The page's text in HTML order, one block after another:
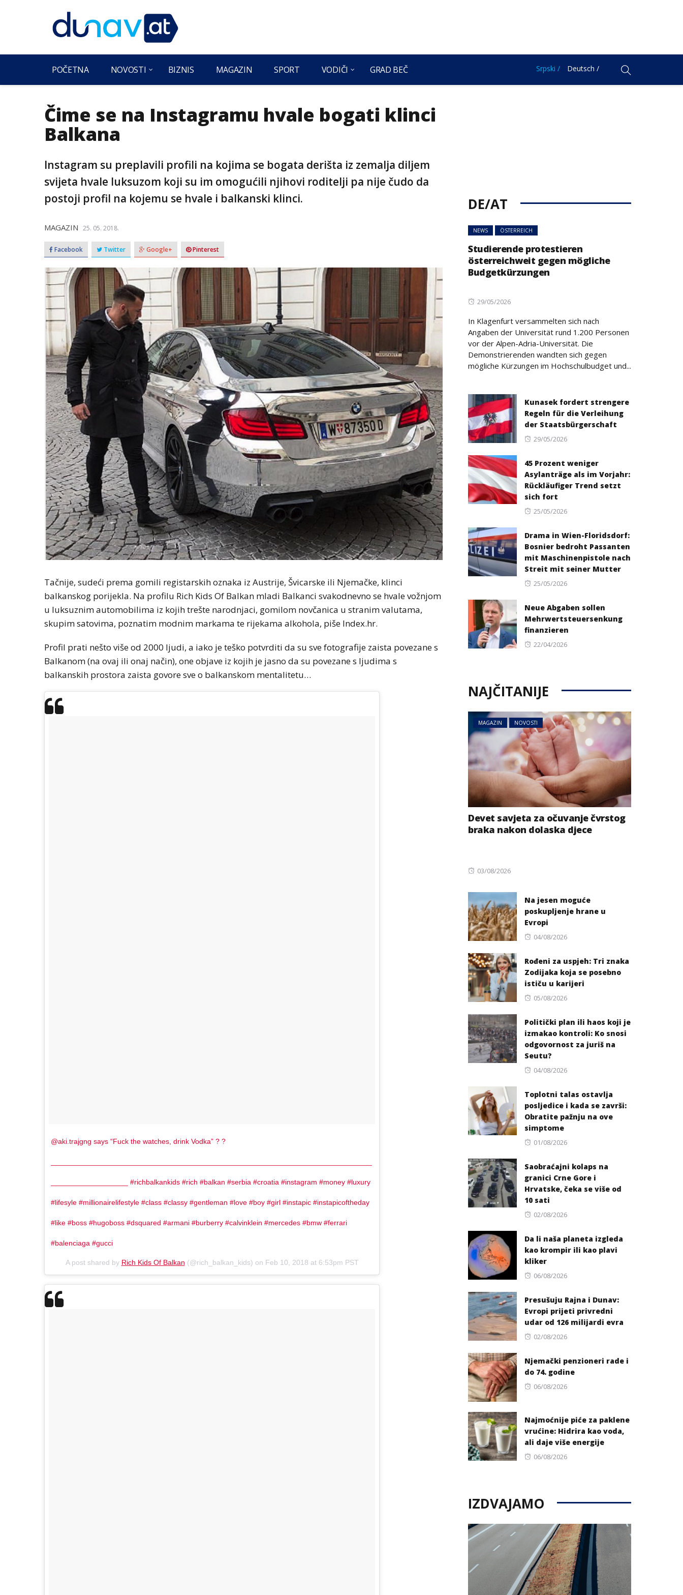
POČETNA NOVOSTI BIZNIS MAGAZIN SPORT VODIČI GRAD BEČ Srpski / Deutsch /
Čime se na Instagramu hvale bogati klinci
Balkana
Instagram su preplavili profili na kojima se bogata derišta iz zemalja diljem
svijeta hvale luksuzom koji su im omogućili njihovi roditelji pa nije čudo da
postoji profil na kojemu se hvale i balkanski klinci.
MAGAZIN 25. 05. 2018.
Facebook Twitter Google+ Pinterest
Tačnije, sudeći prema gomili registarskih oznaka iz Austrije, Švicarske ili Njemačke, klinci
balkanskog porijekla. Na profilu Rich Kids Of Balkan mladi Balkanci svakodnevno se hvale vožnjom
u luksuznim automobilima iz kojih trešte narodnjaci, gomilom novčanica u stranim valutama,
skupim satovima, poznatim modnim markama te rijekama alkohola, piše Index.hr.
Profil prati nešto više od 2000 ljudi, a iako je teško potvrditi da su sve fotografije zaista povezane s
Balkanom (na ovaj ili onaj način), one objave iz kojih je jasno da su povezane s ljudima s
balkanskih prostora zaista govore sve o balkanskom mentalitetu…
@aki.trajgng says “Fuck the watches, drink Vodka” ? ?
___________________ #richbalkankids #rich #balkan #serbia #croatia #instagram #money #luxury
#lifesyle #millionairelifestyle #class #classy #gentleman #love #boy #girl #instapic #instapicoftheday
#like #boss #hugoboss #dsquared #armani #burberry #calvinklein #mercedes #bmw #ferrari
#balenciaga #gucci
A post shared by Rich Kids Of Balkan (@rich_balkan_kids) on Feb 10, 2018 at 6:53pm PST
DE/AT
NEWS ÖSTERREICH
Studierende protestieren
österreichweit gegen mögliche
Budgetkürzungen
Posted
29/05/2026
In Klagenfurt versammelten sich nach
Angaben der Universität rund 1.200 Personen
vor der Alpen-Adria-Universität. Die
Demonstrierenden wandten sich gegen
mögliche Kürzungen im Hochschulbudget und...
Kunasek fordert strengere
Regeln für die Verleihung
der Staatsbürgerschaft
Posted
29/05/2026
45 Prozent weniger
Asylanträge als im Vorjahr:
Rückläufiger Trend setzt
sich fort
Posted
25/05/2026
Drama in Wien-Floridsdorf:
Bosnier bedroht Passanten
mit Maschinenpistole nach
Streit mit seiner Mutter
Posted
25/05/2026
Neue Abgaben sollen
Mehrwertsteuersenkung
finanzieren
Posted
22/04/2026
NAJČITANIJE
MAGAZIN NOVOSTI
Devet savjeta za očuvanje čvrstog
braka nakon dolaska djece
Posted
03/08/2026
Na jesen moguće
poskupljenje hrane u
Evropi
Posted
04/08/2026
Rođeni za uspjeh: Tri znaka
Zodijaka koja se posebno
ističu u karijeri
Posted
05/08/2026
Politički plan ili haos koji je
izmakao kontroli: Ko snosi
odgovornost za juriš na
Seutu?
Posted
04/08/2026
Toplotni talas ostavlja
posljedice i kada se završi:
Obratite pažnju na ove
simptome
Posted
01/08/2026
Saobraćajni kolaps na
granici Crne Gore i
Hrvatske, čeka se više od
10 sati
Posted
02/08/2026
Da li naša planeta izgleda
kao krompir ili kao plavi
kliker
Posted
06/08/2026
Presušuju Rajna i Dunav:
Evropi prijeti privredni
udar od 126 milijardi evra
Posted
02/08/2026
Njemački penzioneri rade i
do 74. godine
Posted
06/08/2026
Najmoćnije piće za paklene
vrućine: Hidrira kao voda,
ali daje više energije
Posted
06/08/2026
IZDVAJAMO